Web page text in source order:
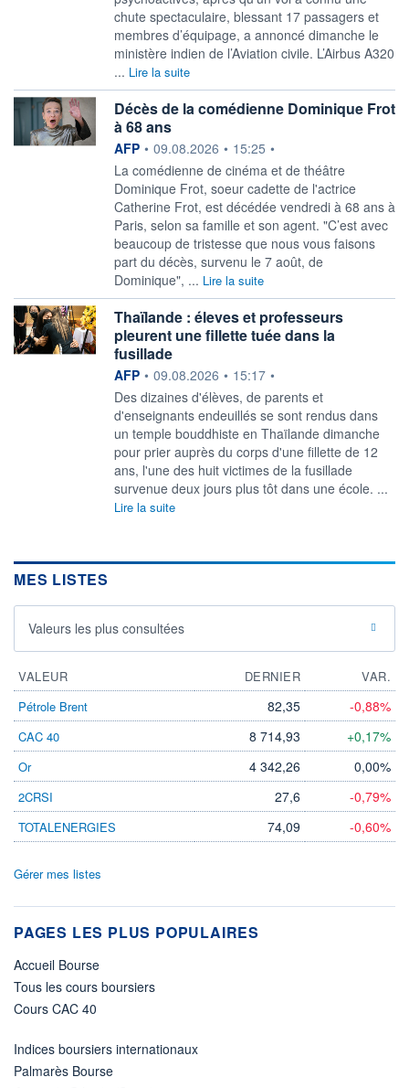
chute spectaculaire, blessant 17 passagers et
membres d’équipage, a annoncé dimanche le
ministère indien de l’Aviation civile. L’Airbus A320
... Lire la suite
Décès de la comédienne Dominique Frot
à 68 ans
information fournie par
AFP • 09.08.2026 • 15:25 •
La comédienne de cinéma et de théâtre
Dominique Frot, soeur cadette de l'actrice
Catherine Frot, est décédée vendredi à 68 ans à
Paris, selon sa famille et son agent. "C’est avec
beaucoup de tristesse que nous vous faisons
part du décès, survenu le 7 août, de
Dominique", ... Lire la suite
Thaïlande : éleves et professeurs
pleurent une fillette tuée dans la
fusillade
information fournie par
AFP • 09.08.2026 • 15:17 •
Des dizaines d'élèves, de parents et
d'enseignants endeuillés se sont rendus dans
un temple bouddhiste en Thaïlande dimanche
pour prier auprès du corps d'une fillette de 12
ans, l'une des huit victimes de la fusillade
survenue deux jours plus tôt dans une école. ...
Lire la suite
MES LISTES
Valeurs les plus consultées
VALEUR DERNIER
VAR.
Pétrole Brent
82,35 -0,88%
CAC 40 8 714,93 +0,17%
Or 4 342,26 0,00%
2CRSI 27,6 -0,79%
TOTALENERGIES 74,09 -0,60%
Gérer mes listes
PAGES LES PLUS POPULAIRES
Accueil Bourse
Tous les cours boursiers
Cours CAC 40
Indices boursiers internationaux
Palmarès Bourse